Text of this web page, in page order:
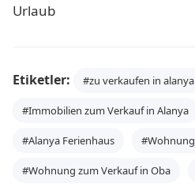
Urlaub
Etiketler: #zu verkaufen in alanya
#Immobilien zum Verkauf in Alanya
#Alanya Ferienhaus
#Wohnung zum Verkauf in Oba